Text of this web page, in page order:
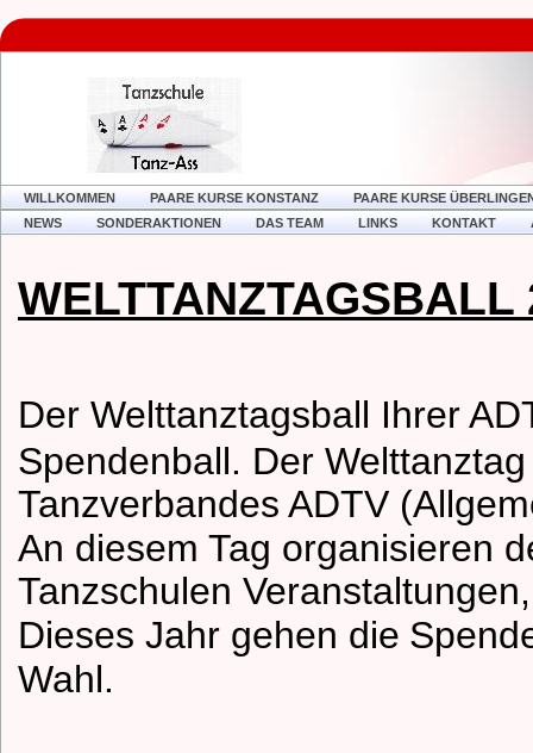
WILLKOMMEN PAARE KURSE KONSTANZ
PAARE KURSE
NEWS
SONDERAKTIONEN DAS TEAM LINKS KONTAKT
Der Welttanztagsball Ihrer
Spendenball. Der
Tanzverbandes ADTV
An diesem Tag organisieren
Tanzschulen
Dieses Jahr gehen die
Wahl.